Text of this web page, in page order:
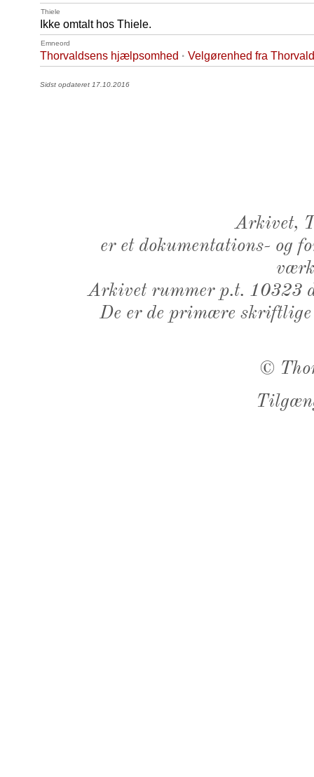
Thiele
Ikke omtalt hos Thiele.
Emneord
Thorvaldsens hjælpsomhed · Velgørenhed fra
Sidst opdateret 17.10.2016
Arkivet,
er et dokumentations- og
Arkivet rummer p.t. 10323
De er de primære
©